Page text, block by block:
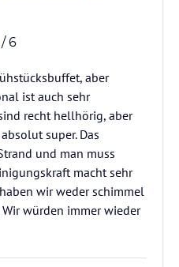
/ 6
aber
ist auch sehr
recht hellhörig, aber
super. Das
und man muss
macht sehr
wir weder schimmel
würden immer wieder